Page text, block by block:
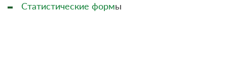
Статистические формы